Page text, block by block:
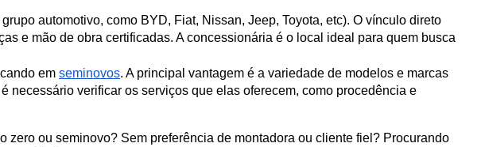
automotivo, como BYD, Fiat, Nissan, Jeep, Toyota, etc). O vínculo direto
e mão de obra certificadas. A concessionária é o local ideal para quem busca
em seminovos. A principal vantagem é a variedade de modelos e marcas
necessário verificar os serviços que elas oferecem, como procedência e
ou seminovo? Sem preferência de montadora ou cliente fiel? Procurando